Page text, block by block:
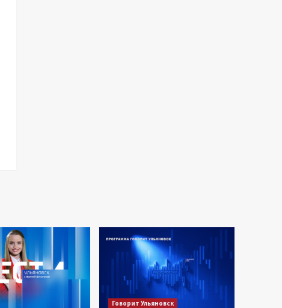
Говорит Ульяновск